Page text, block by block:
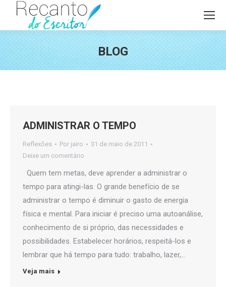
BLOG
ADMINISTRAR O TEMPO
Reflexões Por jairo
31 de maio de 2011
Deixe um comentário
Quem tem metas, deve aprender a administrar o
tempo para atingi-las. O grande benefício de se
administrar o tempo é diminuir o gasto de energia
física e mental. Para iniciar é preciso uma autoanálise,
conhecimento de si próprio, das necessidades e
possibilidades. Estabelecer horários, respeitá-los e
lembrar que há tempo para tudo: trabalho, lazer,…
Veja mais